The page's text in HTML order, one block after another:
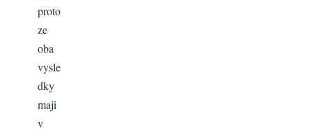
proto
ze
oba
vysle
dky
maji
v